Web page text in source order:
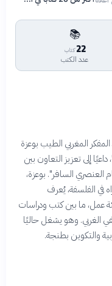
📚
22 كتاب
عدد الكتب
له بتاريخ 20 فبراير 2024، أكد المفكر المغربي الطيب بوعزة
إلى تعزيز التعاون بين
العنصري السافر". بوعزة،
في الفلسفة، يُعرف
عمل، ما بين كتب ودراسات
الغربي. وهو يشغل حاليًا
والتكوين بطنجة.